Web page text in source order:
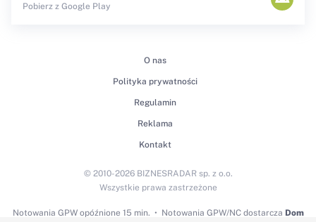
Pobierz z Google Play
O nas
Polityka prywatności
Regulamin
Reklama
Kontakt
Notowania GPWopóźnione 15 min. Notowania GPW/NC dostarcza Dom
© 2010-2026 BIZNESRADAR sp. z o.o.
Wszystkie prawa zastrzeżone